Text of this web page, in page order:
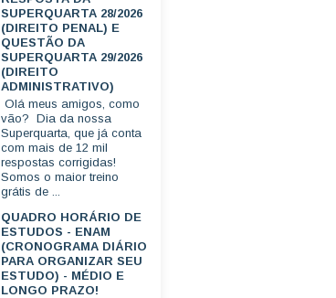
SUPERQUARTA 28/2026
(DIREITO PENAL) E
QUESTÃO DA
SUPERQUARTA 29/2026
(DIREITO
ADMINISTRATIVO)
Olá meus amigos, como
vão? Dia da nossa
Superquarta, que já conta
com mais de 12 mil
respostas corrigidas!
Somos o maior treino
grátis de ...
QUADRO HORÁRIO DE
ESTUDOS - ENAM
(CRONOGRAMA DIÁRIO
PARA ORGANIZAR SEU
ESTUDO) - MÉDIO E
LONGO PRAZO!